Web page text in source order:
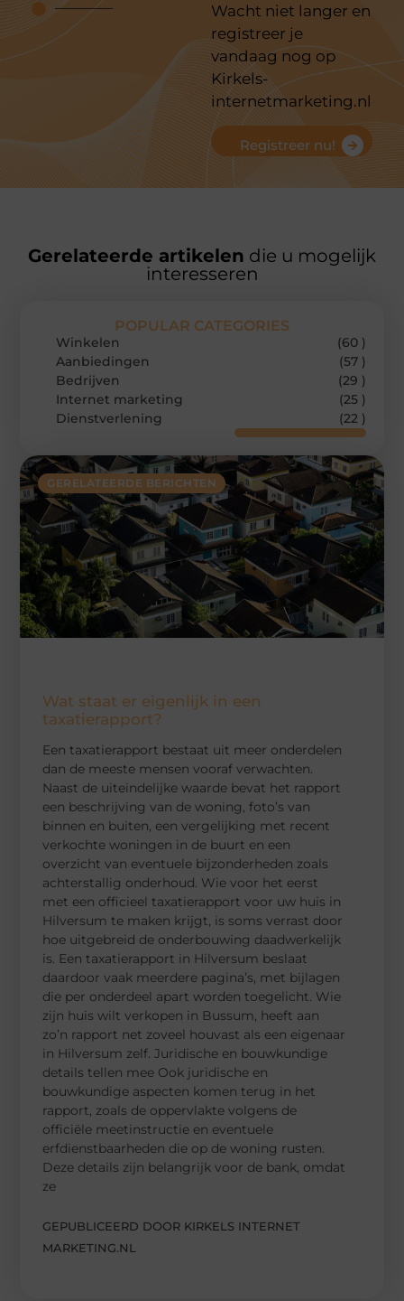
Wacht niet langer en
registreer je
vandaag nog op
Kirkels-
internetmarketing.nl
Registreer nu!
Gerelateerde artikelen die u mogelijk
interesseren
GERELATEERDE BERICHTEN
Wat staat er eigenlijk in een
taxatierapport?
Een taxatierapport bestaat uit meer onderdelen
dan de meeste mensen vooraf verwachten.
Naast de uiteindelijke waarde bevat het rapport
een beschrijving van de woning, foto’s van
binnen en buiten, een vergelijking met recent
verkochte woningen in de buurt en een
overzicht van eventuele bijzonderheden zoals
achterstallig onderhoud. Wie voor het eerst
met een officieel taxatierapport voor uw huis in
Hilversum te maken krijgt, is soms verrast door
hoe uitgebreid de onderbouwing daadwerkelijk
is. Een taxatierapport in Hilversum beslaat
daardoor vaak meerdere pagina’s, met bijlagen
die per onderdeel apart worden toegelicht. Wie
zijn huis wilt verkopen in Bussum, heeft aan
zo’n rapport net zoveel houvast als een eigenaar
in Hilversum zelf. Juridische en bouwkundige
details tellen mee Ook juridische en
bouwkundige aspecten komen terug in het
rapport, zoals de oppervlakte volgens de
officiële meetinstructie en eventuele
erfdienstbaarheden die op de woning rusten.
Deze details zijn belangrijk voor de bank, omdat
ze
GEPUBLICEERD DOOR KIRKELS INTERNET
MARKETING.NL
POPULAR CATEGORIES
Winkelen
(60 )
Aanbiedingen
(57 )
Bedrijven
(29 )
Internet marketing
(25 )
Dienstverlening
(22 )